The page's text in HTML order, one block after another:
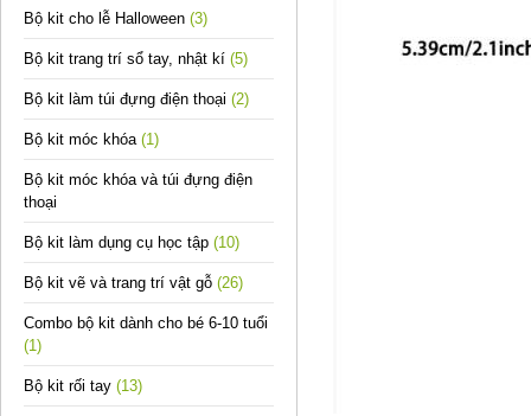
Bộ kit cho lễ Halloween (3)
Bộ kit trang trí sổ tay, nhật kí (5)
Bộ kit làm túi đựng điện thoại (2)
Bộ kit móc khóa (1)
Bộ kit móc khóa và túi đựng điện
thoại
Bộ kit làm dụng cụ học tập (10)
Bộ kit vẽ và trang trí vật gỗ (26)
Combo bộ kit dành cho bé 6-10 tuổi
(1)
Bộ kit rối tay (13)